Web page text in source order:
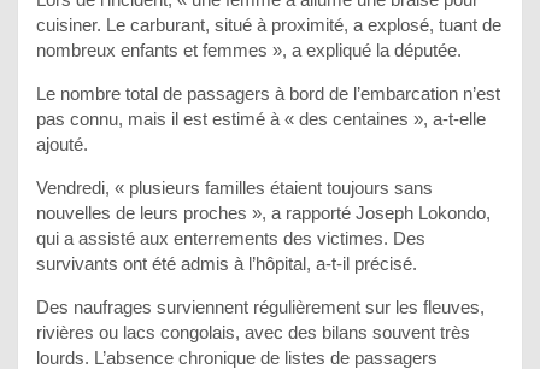
cuisiner. Le carburant, situé à proximité, a explosé, tuant de
nombreux enfants et femmes », a expliqué la députée.
Le nombre total de passagers à bord de l’embarcation n’est
pas connu, mais il est estimé à « des centaines », a-t-elle
ajouté.
Vendredi, « plusieurs familles étaient toujours sans
nouvelles de leurs proches », a rapporté Joseph Lokondo,
qui a assisté aux enterrements des victimes. Des
survivants ont été admis à l’hôpital, a-t-il précisé.
Des naufrages surviennent régulièrement sur les fleuves,
rivières ou lacs congolais, avec des bilans souvent très
lourds. L’absence chronique de listes de passagers